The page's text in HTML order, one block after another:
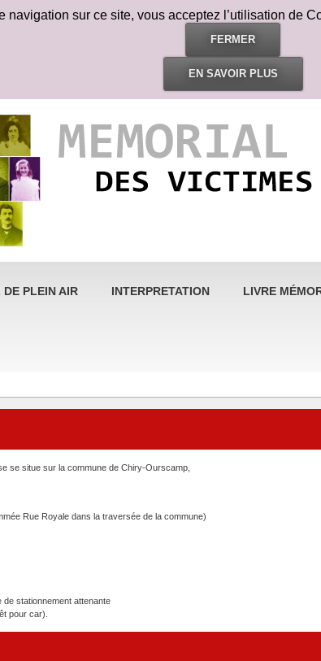
navigation sur ce site, vous acceptez l’utilisation de
FERMER
EN SAVOIR PLUS
PLEIN AIR INTERPRETATION LIVRE
se situe sur la commune de Chiry-Ourscamp,
Rue Royale dans la traversée de la commune)
stationnement attenante
pour car).